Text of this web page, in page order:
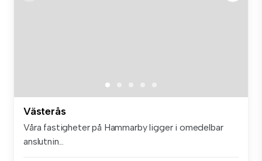
Västerås
Våra fastigheter på Hammarby ligger i omedelbar
anslutnin...